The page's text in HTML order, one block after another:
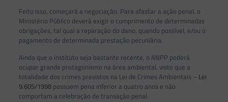
Feito isso, começará a negociação. Para afastar a ação penal, o
Ministério Público deverá exigir o cumprimento de determinadas
obrigações, tal qual a reparação do dano, quando possível, e/ou o
pagamento de determinada prestação pecuniária.
Ainda que o instituto seja bastante recente, o ANPP poderá
ocupar grande protagonismo na área ambiental, visto que a
totalidade dos crimes previstos na Lei de Crimes Ambientais – Lei
9.605/1998possuem pena inferior a quatro anos e não
comportam a celebração de transação penal.